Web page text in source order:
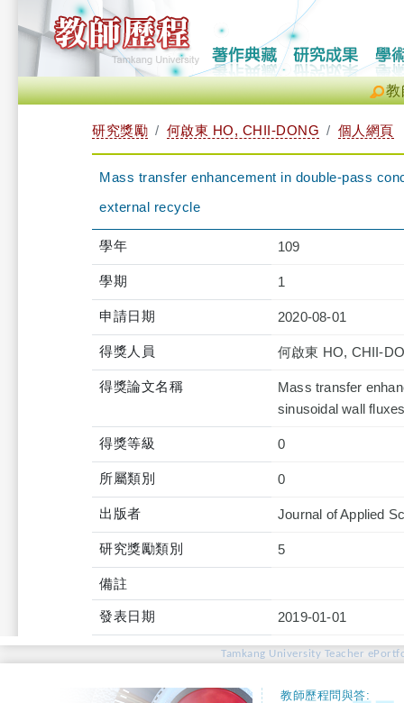
教
研究獎勵 何啟東 HO, CHII-DONG 個人網頁
Mass transfer enhancement in double-pass
external recycle
學年 109
學期 1
申請日期 2020-08-01
得獎人員 何啟東 HO, CHII-
得獎論文名稱
Mass transfer
sinusoidal wall
得獎等級 0
所屬類別 0
出版者 Journal of Applied
研究獎勵類別 5
備註
發表日期 2019-01-01
Tamkang University Teacher
教師歷程問與答: